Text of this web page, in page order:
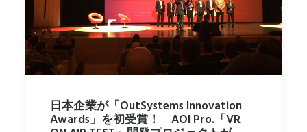
日本企業が「OutSystems Innovation
Awards」を初受賞！ AOI Pro.「VR